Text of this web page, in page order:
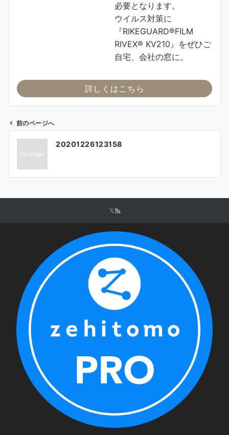
必要となります。
ウイルス対策に
『RIKEGUARD®FILM
RIVEX® KV210』をぜひご
自宅、会社の窓に。
詳しくはこちら
ビ
ー
前のページへ
20201226123158